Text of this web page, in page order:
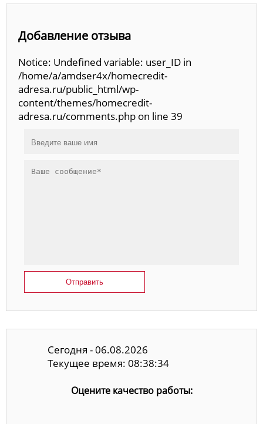
Добавление отзыва
Notice: Undefined variable: user_ID in
/home/a/amdser4x/homecredit-
adresa.ru/public_html/wp-
content/themes/homecredit-
adresa.ru/comments.php on line 39
Отправить
Сегодня - 06.08.2026
Текущее время: 08:38:34
Оцените качество работы: